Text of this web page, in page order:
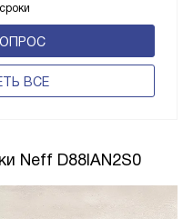
ВСЕ
Neff D88IAN2S0